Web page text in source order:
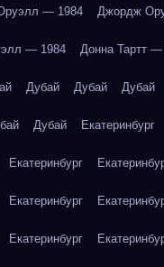
— 1984 Джордж
— 1984 Донна Тартт
Дубай Дубай Дубай
Дубай Екатеринбург
Екатеринбург
Екатеринбург
Екатеринбург